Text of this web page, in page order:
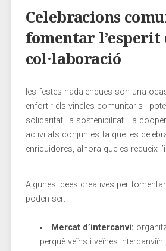
Celebracions
fomentar ⁢l’esperit
col·laboració
les festes nadalenques⁢ són una
enfortir els ‍vincles comunitaris i
solidaritat, la sostenibilitat i ‍la
activitats ⁢conjuntes fa que les
enriquidores,‌ alhora que ⁤es redueix
Algunes​ idees creatives per
poden ser:
Mercat d’intercanvi:
perquè​ veïns i veïnes